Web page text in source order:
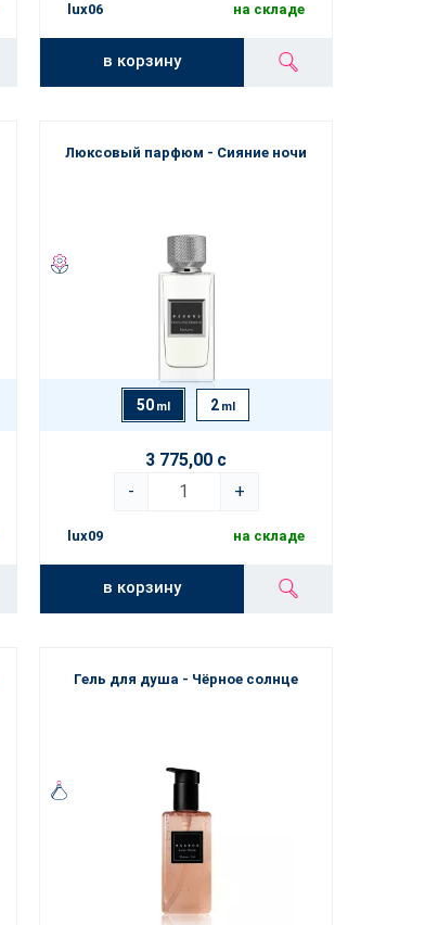
lux06 на складе
в корзину
Люксовый парфюм - Сияние ночи
50 ml 2 ml
3 775,00 с
-
+
lux09 на складе
в корзину
Гель для душа - Чёрное солнце